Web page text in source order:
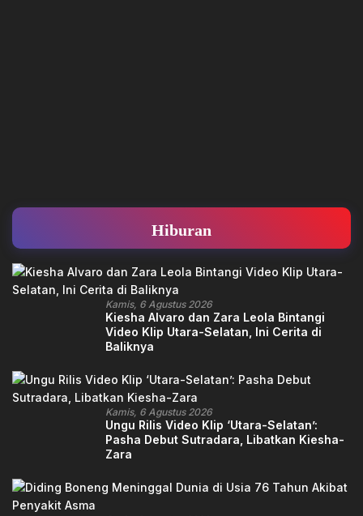
Hiburan
Kamis, 6 Agustus 2026
Kiesha Alvaro dan Zara Leola Bintangi
Video Klip Utara-Selatan, Ini Cerita di
Baliknya
Kamis, 6 Agustus 2026
Ungu Rilis Video Klip ‘Utara-Selatan’:
Pasha Debut Sutradara, Libatkan Kiesha-
Zara